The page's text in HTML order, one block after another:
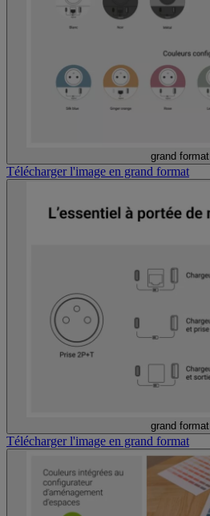
grand format
Télécharger l'image en grand format
grand format
Télécharger l'image en grand format